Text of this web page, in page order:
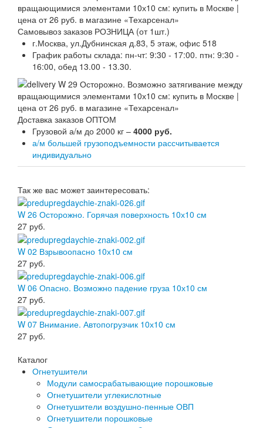
Самовывоз заказов РОЗНИЦА (от 1шт.)
г.Москва, ул.Дубнинская д.83, 5 этаж, офис 518
График работы склада: пн-чт: 9:30 - 17:00. птн: 9:30 -
16:00, обед 13.00 - 13.30.
Доставка заказов ОПТОМ
Грузовой а/м до 2000 кг – 4000 руб.
а/м большей грузоподъемности рассчитывается
индивидуально
Так же вас может заинтересовать:
W 26 Осторожно. Горячая поверхность 10х10 см
27 руб.
W 02 Взрывоопасно 10х10 см
27 руб.
W 06 Опасно. Возможно падение груза 10х10 см
27 руб.
W 07 Внимание. Автопогрузчик 10х10 см
27 руб.
Каталог
Огнетушители
Модули самосрабатывающие порошковые
Огнетушители углекислотные
Огнетушители воздушно-пенные ОВП
Огнетушители порошковые